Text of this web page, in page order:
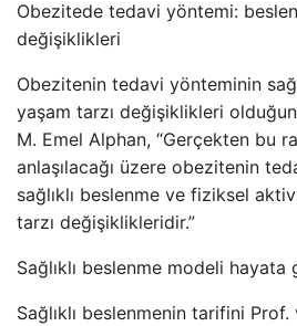
Obezitede tedavi yöntemi:
değişiklikleri
Obezitenin tedavi yönteminin
yaşam tarzı değişiklikleri
M. Emel Alphan, “Gerçekten bu
anlaşılacağı üzere obezitenin
sağlıklı beslenme ve fiziksel
tarzı değişiklikleridir.”
Sağlıklı beslenme modeli hayata
Sağlıklı beslenmenin tarifini